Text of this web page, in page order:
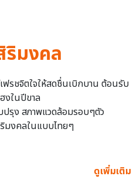
ริมงคล
รชจิตใจให้สดชื่นเบิกบาน ต้อนรับ
งในปีขาล
รุง สภาพแวดล้อมรอบๆตัว
มงคลในแบบไทยๆ
ดูเพิ่มเติม